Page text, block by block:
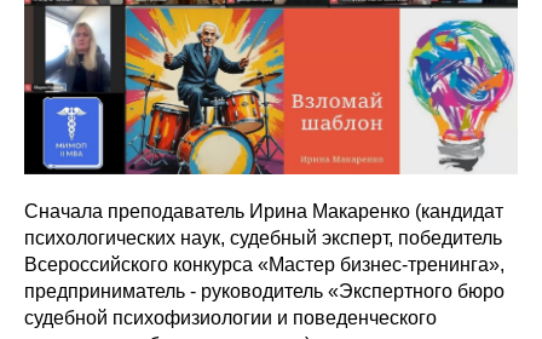
Сначала преподаватель Ирина Макаренко (кандидат
психологических наук, судебный эксперт, победитель
Всероссийского конкурса «Мастер бизнес-тренинга»,
предприниматель - руководитель «Экспертного бюро
судебной психофизиологии и поведенческого